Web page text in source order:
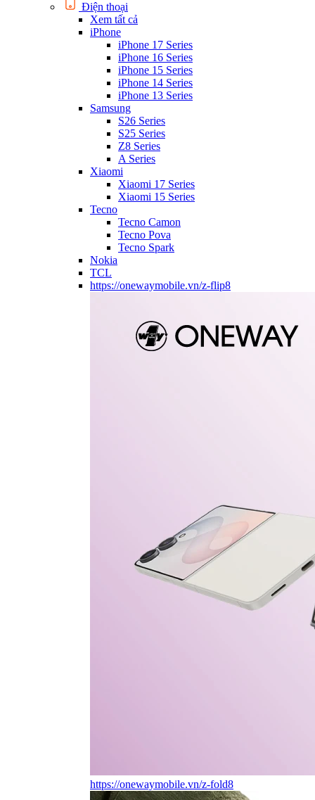
Điện thoại
Xem tất cả
iPhone
iPhone 17 Series
iPhone 16 Series
iPhone 15 Series
iPhone 14 Series
iPhone 13 Series
Samsung
S26 Series
S25 Series
Z8 Series
A Series
Xiaomi
Xiaomi 17 Series
Xiaomi 15 Series
Tecno
Tecno Camon
Tecno Pova
Tecno Spark
Nokia
TCL
https://onewaymobile.vn/z-flip8
https://onewaymobile.vn/z-fold8